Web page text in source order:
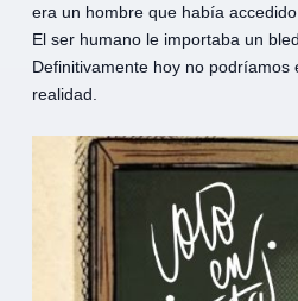
era un hombre que había
El ser humano le importaba un
Definitivamente hoy no
realidad.